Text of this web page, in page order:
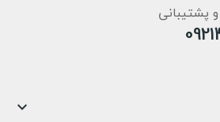
پشتیبانی
